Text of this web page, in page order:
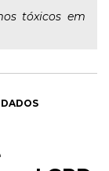
tóxicos em